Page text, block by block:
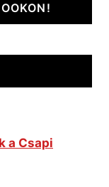
a Csapi